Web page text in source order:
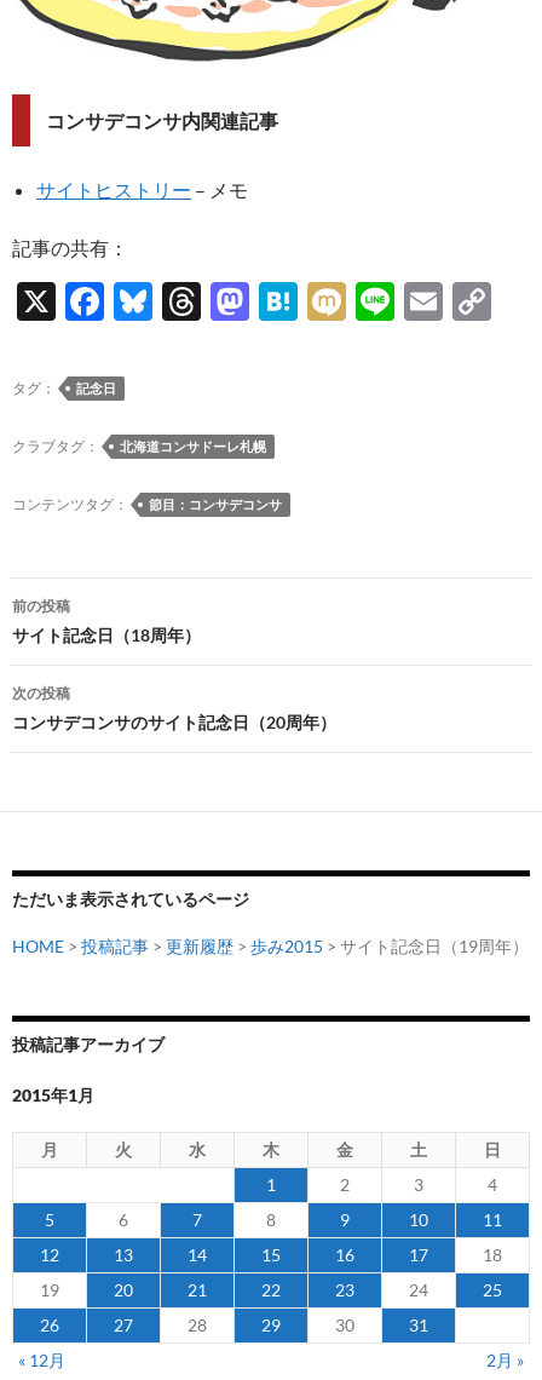
コンサデコンサ内関連記事
サイトヒストリー – メモ
記事の共有：
X
F
e
o
o
Bl
y
T
ds
M
o
n
H
M Li
E
タグ： 記念日
クラブタグ： 北海道コンサドーレ札幌
コンテンツタグ： 節目：コンサデコンサ
投
稿
ナ
ビ
ー
ョ
ン
前の投稿
サイト記念日（18周年）
次の投稿
コンサデコンサのサイト記念日（20周年）
ただいま表示されているページ
HOME > 投稿記事 > 更新履歴 > 歩み2015 > サイト記念日（19周年）
投稿記事アーカイブ
2015年1月
月 火 水 木 金 土
日
1
2 3
4
5
6 7 8 9 10
11
12
13 14 15 16 17
18
19
20 21 22 23 24
25
26
27 28 29 30
31
« 12月
2月 »